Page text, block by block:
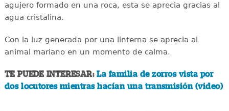
agujero formado en una roca, esta se aprecia gracias al
agua cristalina.
Con la luz generada por una linterna se aprecia al
animal mariano en un momento de calma.
TE PUEDE INTERESAR:La familia de zorros vista por
dos locutores mientras hacían una transmisión (video)